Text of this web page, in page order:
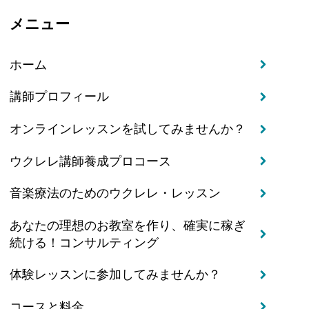
メニュー
ホーム
講師プロフィール
オンラインレッスンを試してみませんか？
ウクレレ講師養成プロコース
音楽療法のためのウクレレ・レッスン
あなたの理想のお教室を作り、確実に稼ぎ
続ける！コンサルティング
体験レッスンに参加してみませんか？